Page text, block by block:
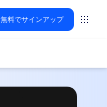
無料でサインアップ